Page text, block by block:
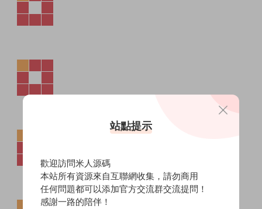
站點提示
歡迎訪問米人源碼
本站所有資源來自互聯網收集，請勿商用
任何問題都可以添加官方交流群交流提問！
感謝一路的陪伴！